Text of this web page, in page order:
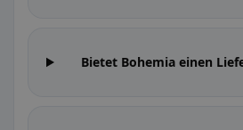
Bietet Bohemia einen